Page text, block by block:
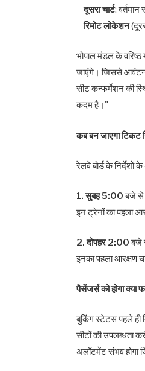
दूसरा चार्ट:
रिमोट लोकेशन
भोपाल मंडल के
जाएंगे। जिससे आवंटन
सीट कन्फर्मेशन की
कदम है।"
कब बन जाएगा टिकट
रेलवे बोर्ड के
1. सुबह 5:00बजे से
इन ट्रेनों का पहला
2. दोपहर 2:00बजे
इनका पहला आरक्षण
पैसेंजर्स को होगा क्या
बुकिंग स्टेटस पहले ही
सीटों की उपलब्धता
अलॉटमेंट संभव होगा